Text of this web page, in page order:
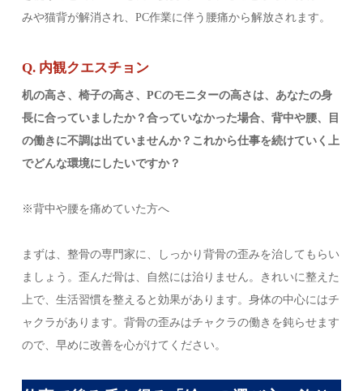
みや猫背が解消され、PC作業に伴う腰痛から解放されます。
Q. 内観クエスチョン
机の高さ、椅子の高さ、PCのモニターの高さは、あなたの身
長に合っていましたか？合っていなかった場合、背中や腰、目
の働きに不調は出ていませんか？これから仕事を続けていく上
でどんな環境にしたいですか？
※背中や腰を痛めていた方へ
まずは、整骨の専門家に、しっかり背骨の歪みを治してもらい
ましょう。歪んだ骨は、自然には治りません。きれいに整えた
上で、生活習慣を整えると効果があります。身体の中心にはチ
ャクラがあります。背骨の歪みはチャクラの働きを鈍らせます
ので、早めに改善を心がけてください。